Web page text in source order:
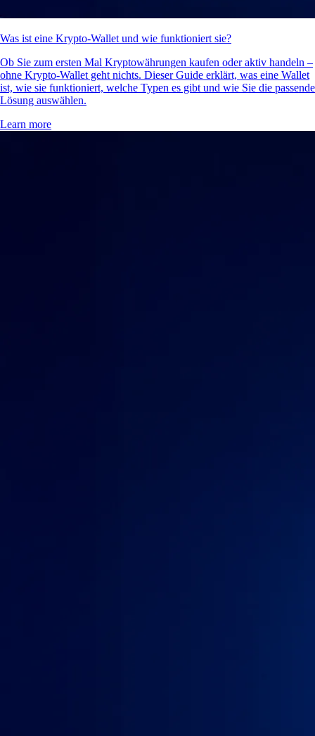
Was ist eine Krypto-Wallet und wie funktioniert sie?
Ob Sie zum ersten Mal Kryptowährungen kaufen oder aktiv handeln –
ohne Krypto-Wallet geht nichts. Dieser Guide erklärt, was eine Wallet
ist, wie sie funktioniert, welche Typen es gibt und wie Sie die passende
Lösung auswählen.
Learn more